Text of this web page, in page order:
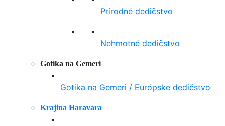
Prírodné dedičstvo
Nehmotné dedičstvo
Gotika na Gemeri
Gotika na Gemeri / Európske dedičstvo
Krajina Haravara